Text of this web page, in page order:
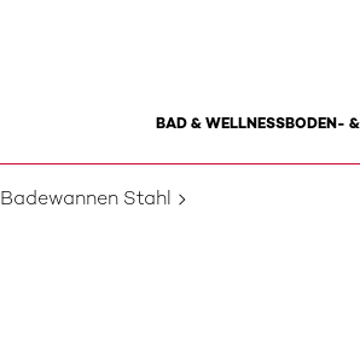
BAD & WELLNESSBODEN-
Badewannen Stahl